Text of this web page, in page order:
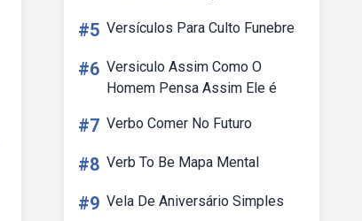
#5 Versículos Para Culto Funebre
#6 Versiculo Assim Como O
Homem Pensa Assim Ele é
#7 Verbo Comer No Futuro
#8 Verb To Be Mapa Mental
#9 Vela De Aniversário Simples